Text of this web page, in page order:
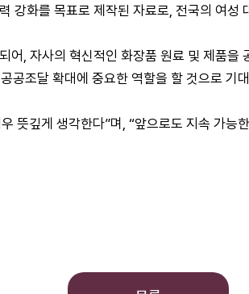
강화를 목표로 제작된 자료로, 전국의 여
어, 자사의 혁신적인 화장품 원료 및 제품
공조달 확대에 중요한 역할을 할 것으로 기
뜻깊게 생각한다”며, “앞으로도 지속 가